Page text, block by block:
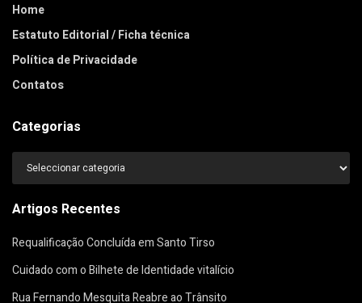
Home
Estatuto Editorial / Ficha técnica
Política de Privacidade
Contatos
Categorias
Categorias
Artigos Recentes
Requalificação Concluída em Santo Tirso
Cuidado com o Bilhete de Identidade vitalício
Rua Fernando Mesquita Reabre ao Trânsito